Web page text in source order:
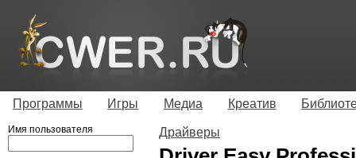
Программы Игры Медиа Креатив
Драйверы
Имя пользователя